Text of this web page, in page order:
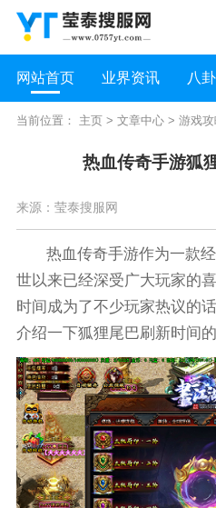
网站首页 业界资讯 八
当前位置： 主页> 文章中心> 游戏攻
热血传奇手游狐
来源：莹泰搜服网
热血传奇手游作为一款
世以来已经深受广大玩家的
时间成为了不少玩家热议的
介绍一下狐狸尾巴刷新时间的